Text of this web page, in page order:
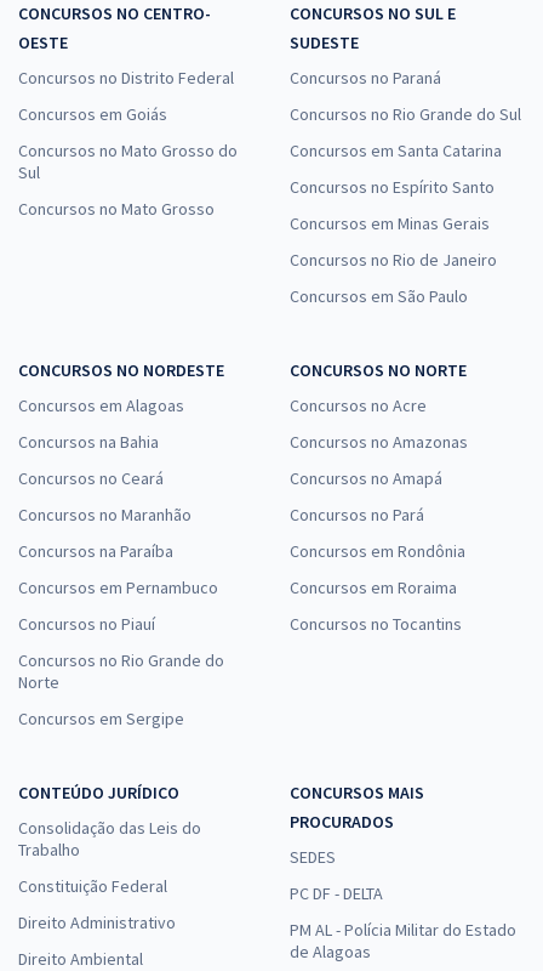
CONCURSOS NO CENTRO-
OESTE
Concursos no Distrito Federal
Concursos em Goiás
Concursos no Mato Grosso do
Sul
Concursos no Mato Grosso
CONCURSOS NO SUL E
SUDESTE
Concursos no Paraná
Concursos no Rio Grande do Sul
Concursos em Santa Catarina
Concursos no Espírito Santo
Concursos em Minas Gerais
Concursos no Rio de Janeiro
Concursos em São Paulo
CONCURSOS NO NORDESTE
Concursos em Alagoas
Concursos na Bahia
Concursos no Ceará
Concursos no Maranhão
Concursos na Paraíba
Concursos em Pernambuco
Concursos no Piauí
Concursos no Rio Grande do
Norte
Concursos em Sergipe
CONCURSOS NO NORTE
Concursos no Acre
Concursos no Amazonas
Concursos no Amapá
Concursos no Pará
Concursos em Rondônia
Concursos em Roraima
Concursos no Tocantins
CONTEÚDO JURÍDICO
Consolidação das Leis do
Trabalho
Constituição Federal
Direito Administrativo
Direito Ambiental
CONCURSOS MAIS
PROCURADOS
SEDES
PC DF - DELTA
PM AL - Polícia Militar do Estado
de Alagoas